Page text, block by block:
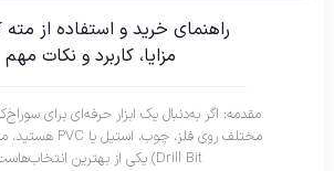
راهنمای خرید و استفاده از
مزایا، کاربرد و نکات مهم
مقدمه: اگر به‌دنبال یک ابزار حرفه‌ای برای
Drill Bit) یکی از بهترین انتخاب‌هاست.…